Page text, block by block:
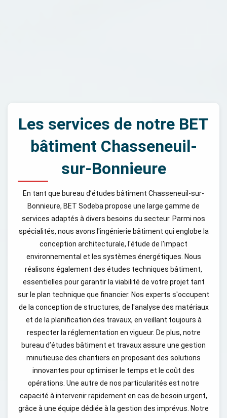
Les services de notre BET
bâtiment Chasseneuil-
sur-Bonnieure
En tant que bureau d’études bâtiment Chasseneuil-sur-
Bonnieure, BET Sodeba propose une large gamme de
services adaptés à divers besoins du secteur. Parmi nos
spécialités, nous avons l'ingénierie bâtiment qui englobe la
conception architecturale, l'étude de l'impact
environnemental et les systèmes énergétiques. Nous
réalisons également des études techniques bâtiment,
essentielles pour garantir la viabilité de votre projet tant
sur le plan technique que financier. Nos experts s'occupent
de la conception de structures, de l'analyse des matériaux
et de la planification des travaux, en veillant toujours à
respecter la réglementation en vigueur. De plus, notre
bureau d’études bâtiment et travaux assure une gestion
minutieuse des chantiers en proposant des solutions
innovantes pour optimiser le temps et le coût des
opérations. Une autre de nos particularités est notre
capacité à intervenir rapidement en cas de besoin urgent,
grâce à une équipe dédiée à la gestion des imprévus. Notre